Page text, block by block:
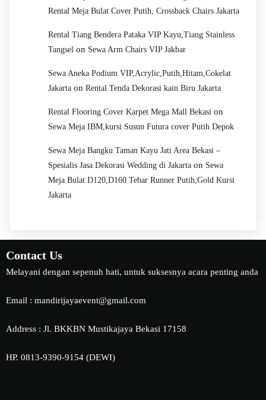
Rental Meja Bulat Cover Putih, Crossback Chairs Jakarta
Rental Tiang Bendera Pataka VIP Kayu,Tiang Stainless
Tangsel on Sewa Arm Chairs VIP Jakbar
Sewa Aneka Podium VIP,Acrylic,Putih,Hitam,Cokelat
Jakarta on Rental Tenda Dekorasi kain Biru Jakarta
Rental Flooring Cover Karpet Mega Mall Bekasi on
Sewa Meja IBM,kursi Susun Futura cover Putih Depok
Sewa Meja Bangku Taman Kayu Jati Area Bekasi –
Spesialis Jasa Dekorasi Wedding di Jakarta on Sewa
Meja Bulat D120,D160 Tebar Runner Putih,Gold Kursi
Jakarta
Contact Us
Melayani dengan sepenuh hati, untuk suksesnya acara penting anda
Email : mandirijayaevent@gmail.com
Address : Jl. BKKBN Mustikajaya Bekasi 17158
HP. 0813-9390-9154 (DEWI)